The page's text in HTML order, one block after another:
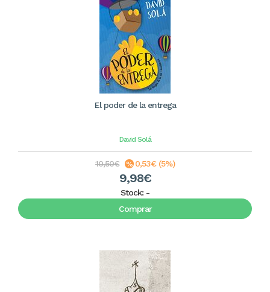
El poder de la entrega
David Solá
10,50€ 0,53€ (5%)
9,98€
Stock: -
Comprar